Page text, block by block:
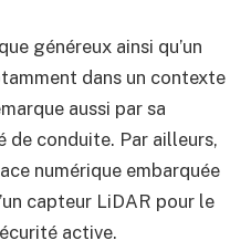
généreux ainsi qu’un
dans un contexte
aussi par sa
conduite. Par ailleurs,
numérique embarquée
capteur LiDAR pour le
active.